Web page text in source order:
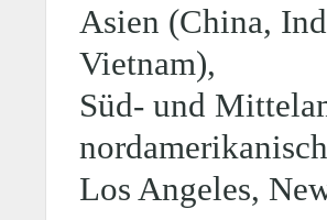
Asien (China,
Vietnam),
Süd- und
Los Angeles,